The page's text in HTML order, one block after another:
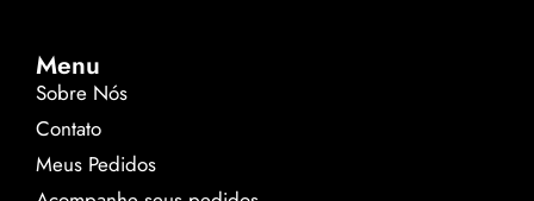
Menu
Sobre Nós
Contato
Meus Pedidos